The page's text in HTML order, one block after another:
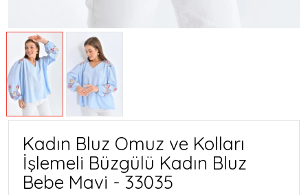
Kadın Bluz Omuz ve Kolları
İşlemeli Büzgülü Kadın Bluz
Bebe Mavi - 33035